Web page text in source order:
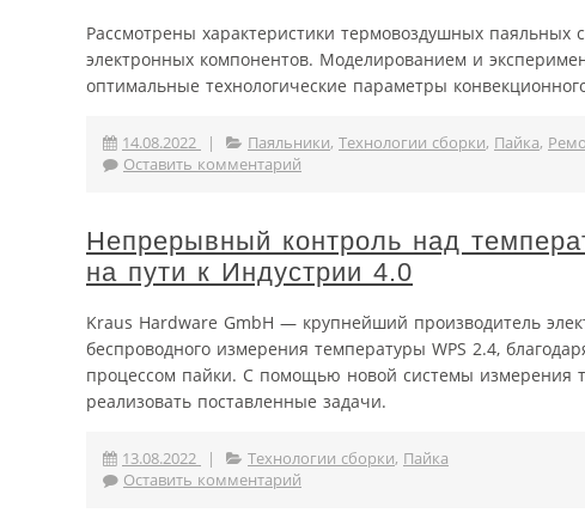
Рассмотрены характеристики термовоздушных
электронных компонентов. Моделированием и
оптимальные технологические параметры
14.08.2022 | Паяльники, Технологии сборки, Пайка,
Оставить комментарий
Непрерывный контроль над
на пути к Индустрии 4.0
Kraus Hardware GmbH — крупнейший производитель
беспроводного измерения температуры WPS 2.4,
процессом пайки. С помощью новой системы измерения
реализовать поставленные задачи.
13.08.2022 | Технологии сборки, Пайка
Оставить комментарий